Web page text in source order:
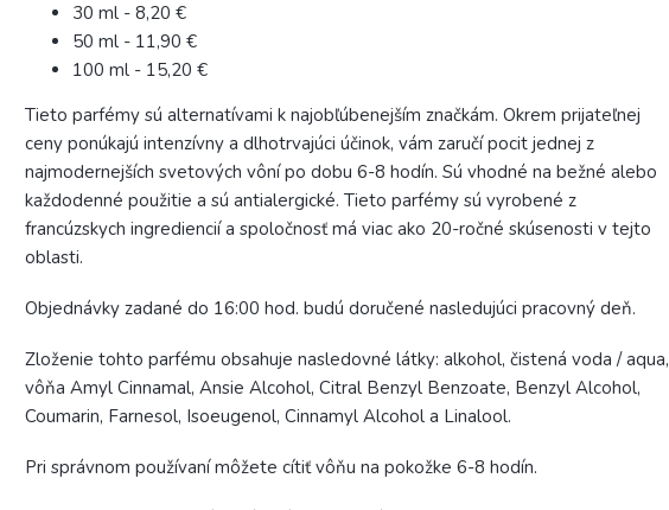
30 ml - 8,20 €
50 ml - 11,90 €
100 ml - 15,20 €
Tieto parfémy sú alternatívami k najobľúbenejším značkám. Okrem prijateľnej
ceny ponúkajú intenzívny a dlhotrvajúci účinok, vám zaručí pocit jednej z
najmodernejších svetových vôní po dobu 6-8 hodín. Sú vhodné na bežné alebo
každodenné použitie a sú antialergické. Tieto parfémy sú vyrobené z
francúzskych ingrediencií a spoločnosť má viac ako 20-ročné skúsenosti v tejto
oblasti.
Objednávky zadané do 16:00 hod. budú doručené nasledujúci pracovný deň.
Zloženie tohto parfému obsahuje nasledovné látky: alkohol, čistená voda / aqua,
vôňa Amyl Cinnamal, Ansie Alcohol, Citral Benzyl Benzoate, Benzyl Alcohol,
Coumarin, Farnesol, Isoeugenol, Cinnamyl Alcohol a Linalool.
Pri správnom používaní môžete cítiť vôňu na pokožke 6-8 hodín.